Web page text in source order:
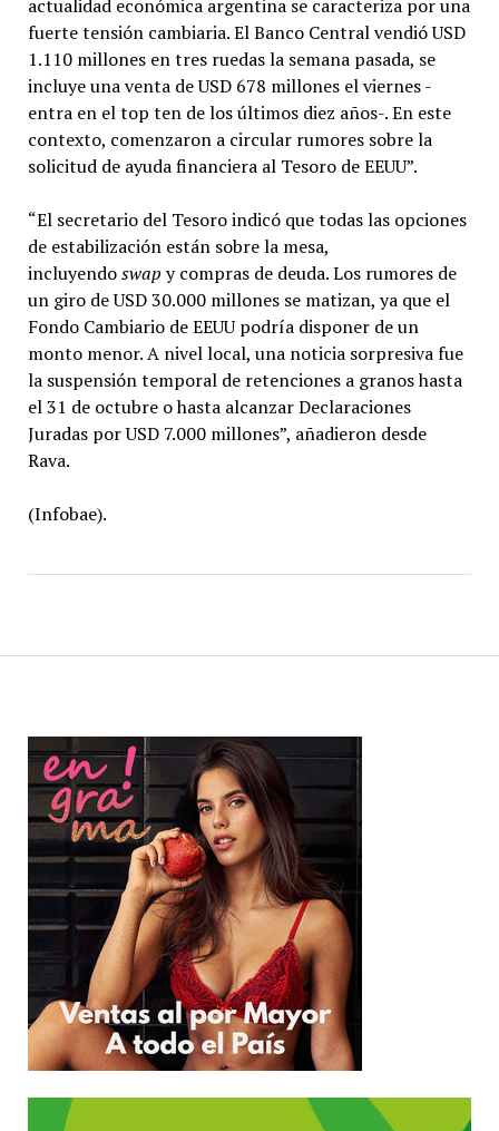
actualidad económica argentina se caracteriza por una
fuerte tensión cambiaria. El Banco Central vendió USD
1.110 millones en tres ruedas la semana pasada, se
incluye una venta de USD 678 millones el viernes -
entra en el top ten de los últimos diez años-. En este
contexto, comenzaron a circular rumores sobre la
solicitud de ayuda financiera al Tesoro de EEUU”.
“El secretario del Tesoro indicó que todas las opciones
de estabilización están sobre la mesa,
incluyendoswap y compras de deuda. Los rumores de
un giro de USD 30.000 millones se matizan, ya que el
Fondo Cambiario de EEUU podría disponer de un
monto menor. A nivel local, una noticia sorpresiva fue
la suspensión temporal de retenciones a granos hasta
el 31 de octubre o hasta alcanzar Declaraciones
Juradas por USD 7.000 millones”, añadieron desde
Rava.
(Infobae).